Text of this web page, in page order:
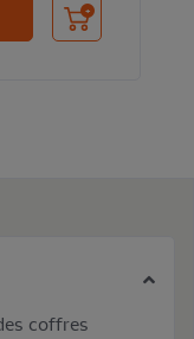
Ajouter au panier
coffres